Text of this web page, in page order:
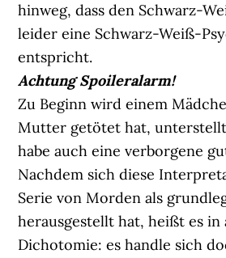
hinweg, dass den Schwarz-
leider eine Schwarz-Weiß-
entspricht.
Achtung Spoileralarm!
Zu Beginn wird einem
Mutter getötet hat,
habe auch eine verborgene
Nachdem sich diese
Serie von Morden als
herausgestellt hat, heißt es in
Dichotomie: es handle sich